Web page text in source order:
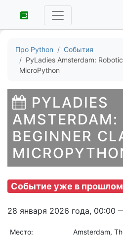
Про Python
События
PyLadies Amsterdam:
MicroPython
PYLADIES
AMSTERDAM:
BEGINNER
Событие уже в прошлом
28 января 2026 года, 00:00
Место:
Amsterdam,